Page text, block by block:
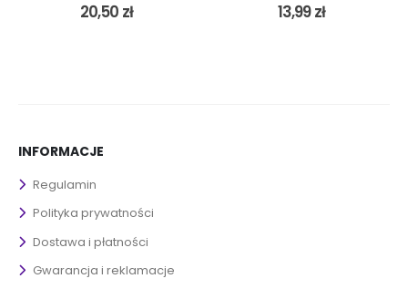
20,50 zł 13,99zł
INFORMACJE
Regulamin
Polityka prywatności
Dostawa i płatności
Gwarancja i reklamacje